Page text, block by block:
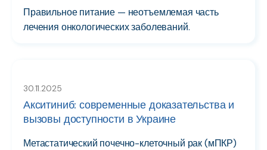
Правильное питание — неотъемлемая часть
лечения онкологических заболеваний.
30.11.2025
Акситиниб: современные доказательства и
вызовы доступности в Украине
Метастатический почечно-клеточный рак (мПКР)